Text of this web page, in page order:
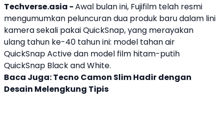
Techverse.asia -Awal bulan ini, Fujifilm telah resmi
mengumumkan peluncuran dua produk baru dalam lini
kamerasekali pakaiQuickSnap, yang merayakan
ulang tahun ke-40 tahun ini: model tahan air
QuickSnapActive dan model film hitam-putih
QuickSnap Black and White.
Baca Juga:Tecno Camon Slim Hadir dengan
Desain Melengkung Tipis